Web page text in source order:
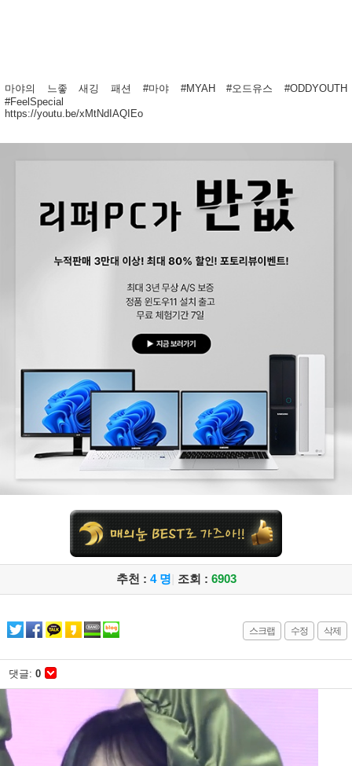
마야의 느좋 새깅 패션 #마야 #MYAH #오드유스 #ODDYOUTH
#FeelSpecial
https://youtu.be/xMtNdIAQIEo
추천 : 4 명 조회 : 6903
스크랩 수정 삭제
댓글: 0